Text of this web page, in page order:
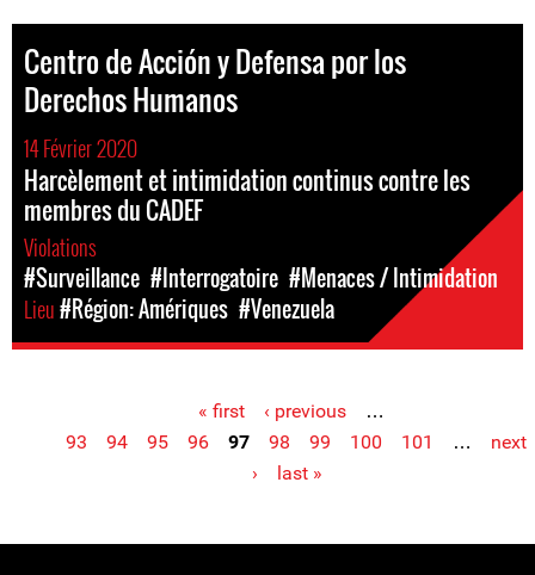
Centro de Acción y Defensa por los
Derechos Humanos
14 Février 2020
Harcèlement et intimidation continus contre les
membres du CADEF
Violations
#Surveillance #Interrogatoire #Menaces / Intimidation
Lieu#Région: Amériques #Venezuela
Pages « first ‹ previous
…
93
94 95 96 97 98 99 100 101 …
next
›
last »